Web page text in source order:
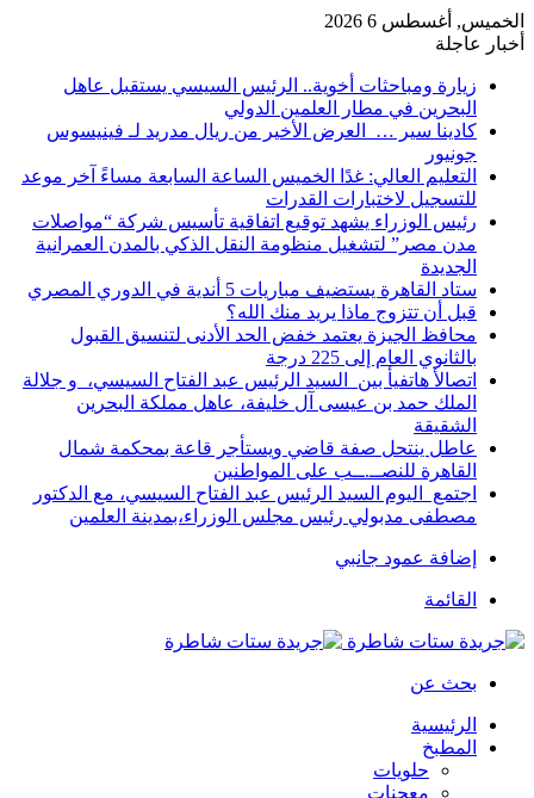
الخميس, أغسطس 6 2026
أخبار عاجلة
زيارة ومباحثات أخوية.. الرئيس السيسي يستقبل عاهل
البحرين في مطار العلمين الدولي
كادينا سير … العرض الأخير من ريال مدريد لـ فينيسوس
جونيور
التعليم العالي: غدًا الخميس الساعة السابعة مساءً آخر موعد
للتسجيل لاختبارات القدرات
رئيس الوزراء يشهد توقيع اتفاقية تأسيس شركة “مواصلات
مدن مصر” لتشغيل منظومة النقل الذكي بالمدن العمرانية
الجديدة
ستاد القاهرة يستضيف مباريات 5 أندية في الدوري المصري
قبل أن تتزوج ماذا يريد منك الله؟
محافظ الجيزة يعتمد خفض الحد الأدنى لتنسيق القبول
بالثانوي العام إلى 225 درجة
اتصالأ هاتفيأ بين السيد الرئيس عبد الفتاح السيسي، و جلالة
الملك حمد بن عيسى آل خليفة، عاهل مملكة البحرين
الشقيقة
عاطل ينتحل صفة قاضي ويستأجر قاعة بمحكمة شمال
القاهرة للنصــ.ــب على المواطنين
اجتمع اليوم السيد الرئيس عبد الفتاح السيسي، مع الدكتور
مصطفى مدبولي رئيس مجلس الوزراء،بمدينة العلمين
إضافة عمود جانبي
القائمة
بحث عن
الرئيسية
المطبخ
حلويات
معجنات